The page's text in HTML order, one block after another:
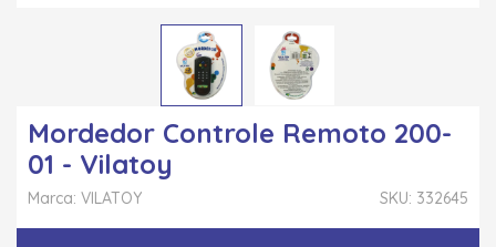
Mordedor Controle Remoto 200-
01 - Vilatoy
SKU: 332645
Marca: VILATOY